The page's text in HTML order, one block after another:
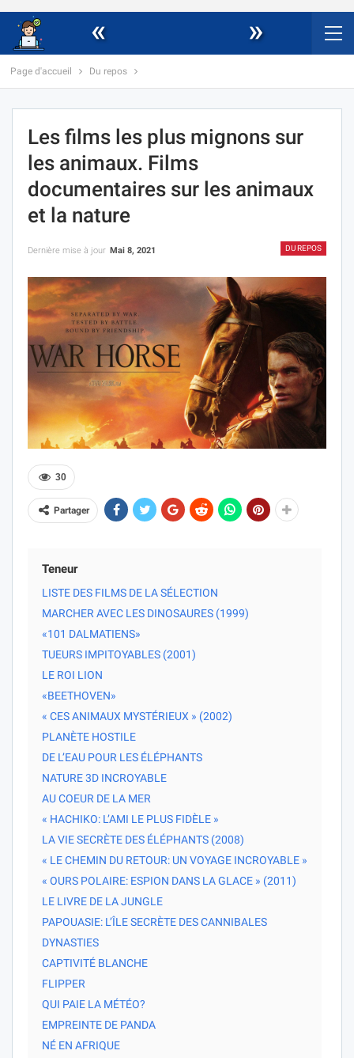
« »
Page d'accueil Du repos
Les films les plus mignons sur
les animaux. Films
documentaires sur les animaux
et la nature
DU REPOS
Dernière mise à jour Mai 8, 2021
30
Partager
Teneur
LISTE DES FILMS DE LA SÉLECTION
MARCHER AVEC LES DINOSAURES (1999)
«101 DALMATIENS»
TUEURS IMPITOYABLES (2001)
LE ROI LION
«BEETHOVEN»
« CES ANIMAUX MYSTÉRIEUX » (2002)
PLANÈTE HOSTILE
DE L’EAU POUR LES ÉLÉPHANTS
NATURE 3D INCROYABLE
AU COEUR DE LA MER
« HACHIKO: L’AMI LE PLUS FIDÈLE »
LA VIE SECRÈTE DES ÉLÉPHANTS (2008)
« LE CHEMIN DU RETOUR: UN VOYAGE INCROYABLE »
« OURS POLAIRE: ESPION DANS LA GLACE » (2011)
LE LIVRE DE LA JUNGLE
PAPOUASIE: L’ÎLE SECRÈTE DES CANNIBALES
DYNASTIES
CAPTIVITÉ BLANCHE
FLIPPER
QUI PAIE LA MÉTÉO?
EMPREINTE DE PANDA
NÉ EN AFRIQUE